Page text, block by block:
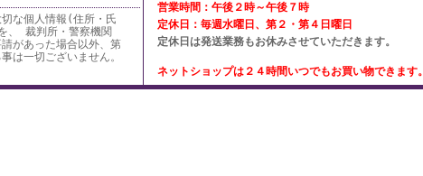
な個人情報(住所・氏
、 裁判所・警察機関
があった場合以外、第
は一切ございません。
営業時間：午後２時～午後７時
定休日：毎週水曜日、第２・第４日曜日
定休日は発送業務もお休みさせていただきます。
ネットショップは２４時間いつでもお買い物できます。